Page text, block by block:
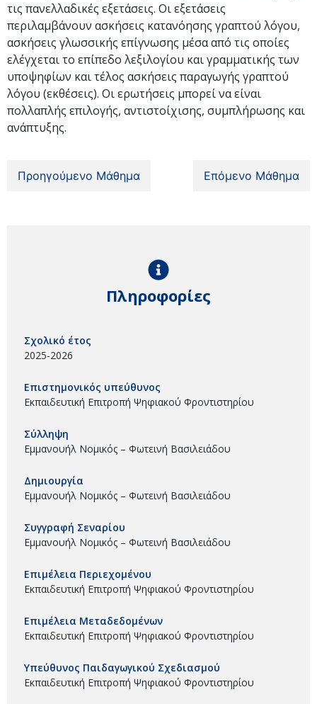
τις πανελλαδικές εξετάσεις. Οι εξετάσεις
περιλαμβάνουν ασκήσεις κατανόησης γραπτού λόγου,
ασκήσεις γλωσσικής επίγνωσης μέσα από τις οποίες
ελέγχεται το επίπεδο λεξιλογίου και γραμματικής των
υποψηφίων και τέλος ασκήσεις παραγωγής γραπτού
λόγου (εκθέσεις). Οι ερωτήσεις μπορεί να είναι
πολλαπλής επιλογής, αντιστοίχισης, συμπλήρωσης και
ανάπτυξης.
Προηγούμενο Μάθημα Επόμενο Μάθημα
Πληροφορίες
Σχολικό έτος
2025-2026
Επιστημονικός υπεύθυνος
Εκπαιδευτική Επιτροπή Ψηφιακού Φροντιστηρίου
Σύλληψη
Εμμανουήλ Νομικός – Φωτεινή Βασιλειάδου
Δημιουργία
Εμμανουήλ Νομικός – Φωτεινή Βασιλειάδου
Συγγραφή Σεναρίου
Εμμανουήλ Νομικός – Φωτεινή Βασιλειάδου
Επιμέλεια Περιεχομένου
Εκπαιδευτική Επιτροπή Ψηφιακού Φροντιστηρίου
Επιμέλεια Μεταδεδομένων
Εκπαιδευτική Επιτροπή Ψηφιακού Φροντιστηρίου
Υπεύθυνος Παιδαγωγικού Σχεδιασμού
Εκπαιδευτική Επιτροπή Ψηφιακού Φροντιστηρίου